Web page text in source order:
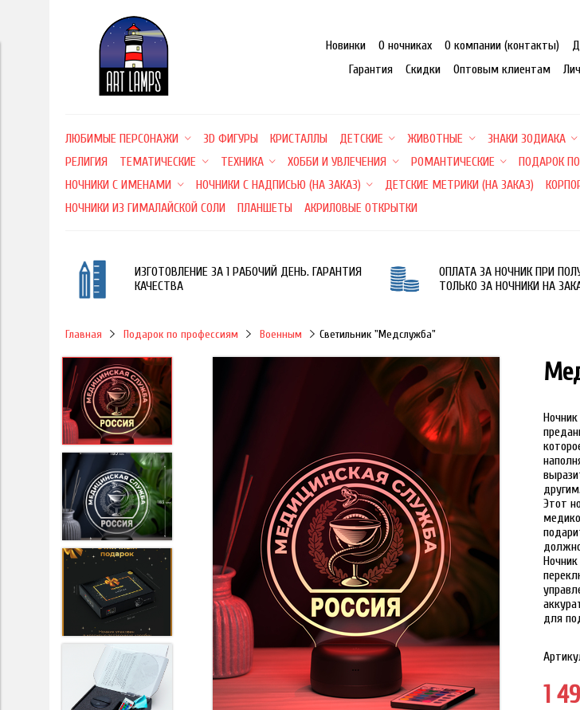
Новинки О ночниках О компании (контакты)
Гарантия
Скидки Оптовым клиентам
ЛЮБИМЫЕ ПЕРСОНАЖИ 3D ФИГУРЫ КРИСТАЛЛЫ ДЕТСКИЕ ЖИВОТНЫЕ ЗНАКИ ЗОДИАКА
РЕЛИГИЯ
ТЕМАТИЧЕСКИЕ ТЕХНИКА ХОББИ И УВЛЕЧЕНИЯ РОМАНТИЧЕСКИЕ ПОДАРОК
НОЧНИКИ С ИМЕНАМИ
НОЧНИКИ С НАДПИСЬЮ (НА ЗАКАЗ) ДЕТСКИЕ МЕТРИКИ (НА ЗАКАЗ)
НОЧНИКИ ИЗ ГИМАЛАЙСКОЙ СОЛИ
ПЛАНШЕТЫ АКРИЛОВЫЕ ОТКРЫТКИ
ИЗГОТОВЛЕНИЕ ЗА 1 РАБОЧИЙ ДЕНЬ. ГАРАНТИЯ
КАЧЕСТВА
ОПЛАТА ЗА НОЧНИК ПРИ
ТОЛЬКО ЗА НОЧНИКИ НА
Главная Подарок по профессиям Военным Светильник "Медслужба"
Этот
для
1